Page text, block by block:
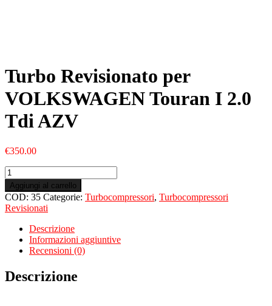
Turbo Revisionato per
VOLKSWAGEN Touran I 2.0
Tdi AZV
€350.00
Turbo
Revisionato
per
VOLKSWAGEN
Touran
quantità
Aggiungi al carrello
COD: 35 Categorie: Turbocompressori, Turbocompressori
Revisionati
Descrizione
Informazioni aggiuntive
Recensioni (0)
Descrizione